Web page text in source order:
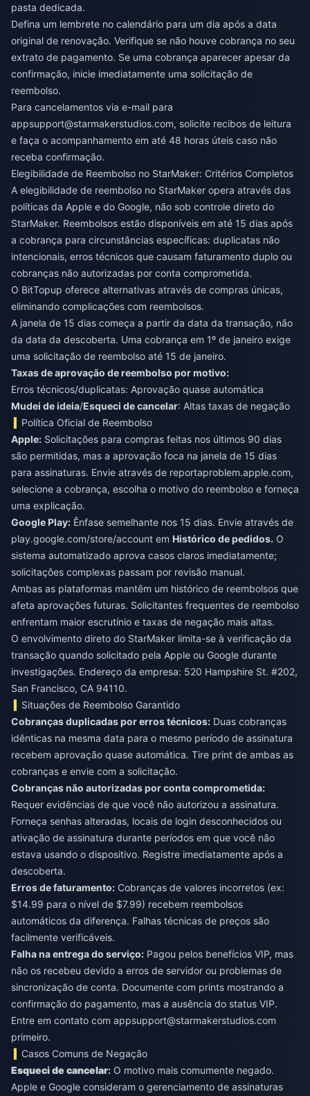
pasta dedicada.
Defina um lembrete no calendário para um dia após a data
original de renovação. Verifique se não houve cobrança no seu
extrato de pagamento. Se uma cobrança aparecer apesar da
confirmação, inicie imediatamente uma solicitação de
reembolso.
Para cancelamentos via e-mail para
appsupport@starmakerstudios.com, solicite recibos de leitura
e faça o acompanhamento em até 48 horas úteis caso não
receba confirmação.
Elegibilidade de Reembolso no StarMaker: Critérios Completos
A elegibilidade de reembolso no StarMaker opera através das
políticas da Apple e do Google, não sob controle direto do
StarMaker. Reembolsos estão disponíveis em até 15 dias após
a cobrança para circunstâncias específicas: duplicatas não
intencionais, erros técnicos que causam faturamento duplo ou
cobranças não autorizadas por conta comprometida.
O BitTopup oferece alternativas através de compras únicas,
eliminando complicações com reembolsos.
A janela de 15 dias começa a partir da data da transação, não
da data da descoberta. Uma cobrança em 1º de janeiro exige
uma solicitação de reembolso até 15 de janeiro.
Taxas de aprovação de reembolso por motivo:
Erros técnicos/duplicatas: Aprovação quase automática
Mudei de ideia/Esqueci de cancelar: Altas taxas de negação
Política Oficial de Reembolso
Apple: Solicitações para compras feitas nos últimos 90 dias
são permitidas, mas a aprovação foca na janela de 15 dias
para assinaturas. Envie através de reportaproblem.apple.com,
selecione a cobrança, escolha o motivo do reembolso e forneça
uma explicação.
Google Play: Ênfase semelhante nos 15 dias. Envie através de
play.google.com/store/account em Histórico de pedidos. O
sistema automatizado aprova casos claros imediatamente;
solicitações complexas passam por revisão manual.
Ambas as plataformas mantêm um histórico de reembolsos que
afeta aprovações futuras. Solicitantes frequentes de reembolso
enfrentam maior escrutínio e taxas de negação mais altas.
O envolvimento direto do StarMaker limita-se à verificação da
transação quando solicitado pela Apple ou Google durante
investigações. Endereço da empresa: 520 Hampshire St. #202,
San Francisco, CA 94110.
Situações de Reembolso Garantido
Cobranças duplicadas por erros técnicos: Duas cobranças
idênticas na mesma data para o mesmo período de assinatura
recebem aprovação quase automática. Tire print de ambas as
cobranças e envie com a solicitação.
Cobranças não autorizadas por conta comprometida:
Requer evidências de que você não autorizou a assinatura.
Forneça senhas alteradas, locais de login desconhecidos ou
ativação de assinatura durante períodos em que você não
estava usando o dispositivo. Registre imediatamente após a
descoberta.
Erros de faturamento: Cobranças de valores incorretos (ex:
$14.99 para o nível de $7.99) recebem reembolsos
automáticos da diferença. Falhas técnicas de preços são
facilmente verificáveis.
Falha na entrega do serviço: Pagou pelos benefícios VIP, mas
não os recebeu devido a erros de servidor ou problemas de
sincronização de conta. Documente com prints mostrando a
confirmação do pagamento, mas a ausência do status VIP.
Entre em contato com appsupport@starmakerstudios.com
primeiro.
Casos Comuns de Negação
Esqueci de cancelar: O motivo mais comumente negado.
Apple e Google consideram o gerenciamento de assinaturas